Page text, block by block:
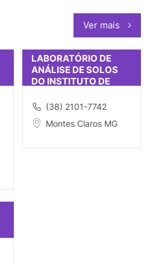
Ver mais
LABORATÓRIO DE
ANÁLISE DE SOLOS
DO INSTITUTO DE
DA UFMG
(38) 2101-7742
Montes Claros MG